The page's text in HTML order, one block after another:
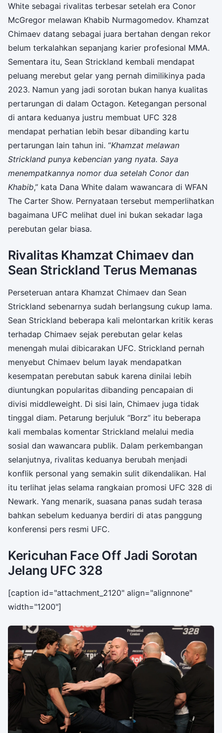
White sebagai rivalitas terbesar setelah era Conor
McGregor melawan Khabib Nurmagomedov. Khamzat
Chimaev datang sebagai juara bertahan dengan rekor
belum terkalahkan sepanjang karier profesional MMA.
Sementara itu, Sean Strickland kembali mendapat
peluang merebut gelar yang pernah dimilikinya pada
2023. Namun yang jadi sorotan bukan hanya kualitas
pertarungan di dalam Octagon. Ketegangan personal
di antara keduanya justru membuat UFC 328
mendapat perhatian lebih besar dibanding kartu
pertarungan lain tahun ini. “Khamzat melawan
Strickland punya kebencian yang nyata. Saya
menempatkannya nomor dua setelah Conor dan
Khabib,” kata Dana White dalam wawancara di WFAN
The Carter Show. Pernyataan tersebut memperlihatkan
bagaimana UFC melihat duel ini bukan sekadar laga
perebutan gelar biasa.
Rivalitas Khamzat Chimaev dan
Sean Strickland Terus Memanas
Perseteruan antara Khamzat Chimaev dan Sean
Strickland sebenarnya sudah berlangsung cukup lama.
Sean Strickland beberapa kali melontarkan kritik keras
terhadap Chimaev sejak perebutan gelar kelas
menengah mulai dibicarakan UFC. Strickland pernah
menyebut Chimaev belum layak mendapatkan
kesempatan perebutan sabuk karena dinilai lebih
diuntungkan popularitas dibanding pencapaian di
divisi middleweight. Di sisi lain, Chimaev juga tidak
tinggal diam. Petarung berjuluk “Borz” itu beberapa
kali membalas komentar Strickland melalui media
sosial dan wawancara publik. Dalam perkembangan
selanjutnya, rivalitas keduanya berubah menjadi
konflik personal yang semakin sulit dikendalikan. Hal
itu terlihat jelas selama rangkaian promosi UFC 328 di
Newark. Yang menarik, suasana panas sudah terasa
bahkan sebelum keduanya berdiri di atas panggung
konferensi pers resmi UFC.
Kericuhan Face Off Jadi Sorotan
Jelang UFC 328
[caption id="attachment_2120" align="alignnone"
width="1200"]